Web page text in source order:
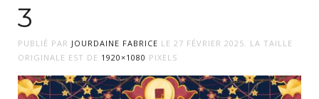
3
PUBLIÉ PAR JOURDAINE FABRICE LE 27 FÉVRIER 2025. LA TAILLE
ORIGINALE EST DE 1920×1080 PIXELS